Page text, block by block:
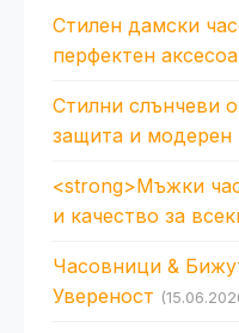
Стилен дамски
перфектен
Стилни слънчеви
защита и модерен
<strong>Мъжки
и качество за
Часовници &
Увереност